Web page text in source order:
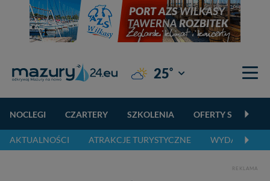
25° Giżycko
NOCLEGI CZARTERY SZKOLENIA OFERTY
AKTUALNOŚCI ATRAKCJE TURYSTYCZNE WYDARZENIA
REKLAMA